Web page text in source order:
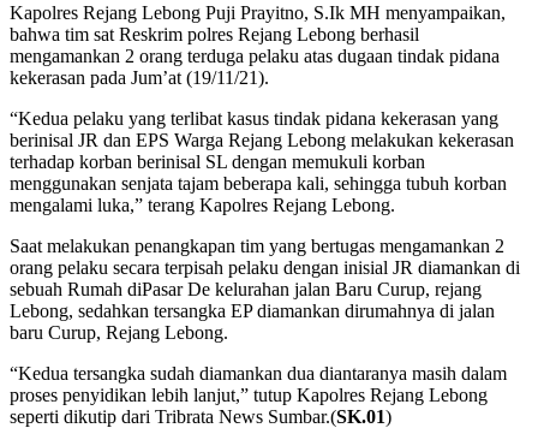
Kapolres Rejang Lebong Puji Prayitno, S.Ik MH menyampaikan,
bahwa tim sat Reskrim polres Rejang Lebong berhasil
mengamankan 2 orang terduga pelaku atas dugaan tindak pidana
kekerasan pada Jum’at (19/11/21).
“Kedua pelaku yang terlibat kasus tindak pidana kekerasan yang
berinisal JR dan EPS Warga Rejang Lebong melakukan kekerasan
terhadap korban berinisal SL dengan memukuli korban
menggunakan senjata tajam beberapa kali, sehingga tubuh korban
mengalami luka,” terang Kapolres Rejang Lebong.
Saat melakukan penangkapan tim yang bertugas mengamankan 2
orang pelaku secara terpisah pelaku dengan inisial JR diamankan di
sebuah Rumah diPasar De kelurahan jalan Baru Curup, rejang
Lebong, sedahkan tersangka EP diamankan dirumahnya di jalan
baru Curup, Rejang Lebong.
“Kedua tersangka sudah diamankan dua diantaranya masih dalam
proses penyidikan lebih lanjut,” tutup Kapolres Rejang Lebong
seperti dikutip dari Tribrata News Sumbar.(SK.01)